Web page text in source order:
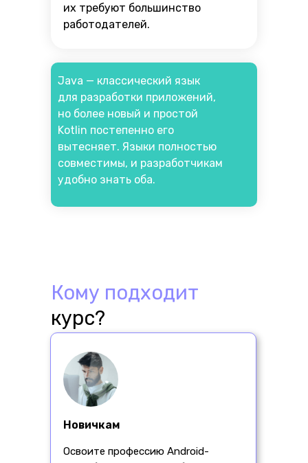
их требуют большинство
работодателей.
Java — классический язык
для разработки приложений,
но более новый и простой
Kotlin постепенно его
вытесняет. Языки полностью
совместимы, и разработчикам
удобно знать оба.
Новичкам
Освоите профессию Android-
Кому подходит
курс?